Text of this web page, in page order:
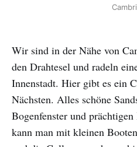
Wir sind in der Nähe von
den Drahtesel und radeln
Innenstadt. Hier gibt es ein
Nächsten. Alles schöne
Bogenfenster und
kann man mit kleinen